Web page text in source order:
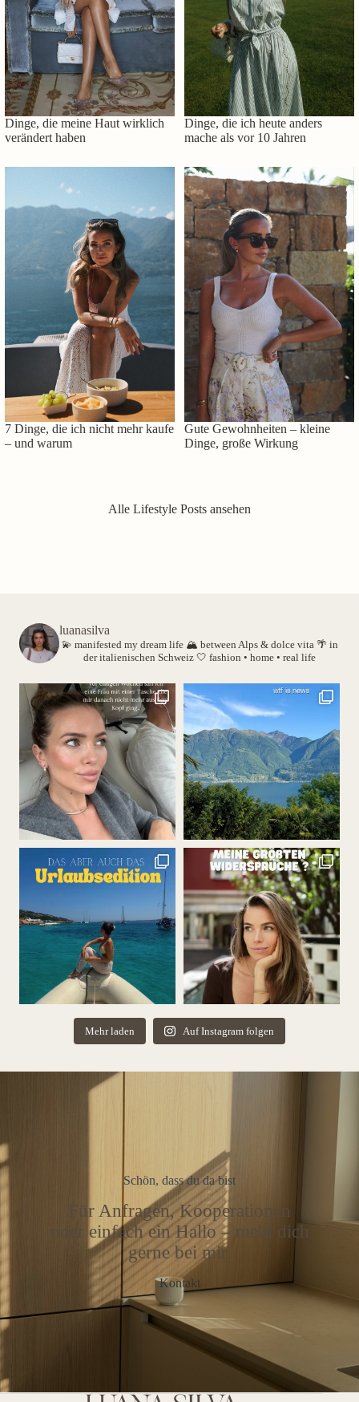
Dinge, die meine Haut wirklich
verändert haben
Dinge, die ich heute anders
mache als vor 10 Jahren
7 Dinge, die ich nicht mehr kaufe
– und warum
Gute Gewohnheiten – kleine
Dinge, große Wirkung
Alle Lifestyle Posts ansehen
luanasilva
💫 manifested my dream life 🏔️ between Alps & dolce vita 🌴 in
der italienischen Schweiz 🤍 fashion • home • real life
Mehr laden Auf Instagram folgen
Schön, dass du da bist
Für Anfragen, Kooperationen
oder einfach ein Hallo – meld dich
gerne bei mir.
Kontakt